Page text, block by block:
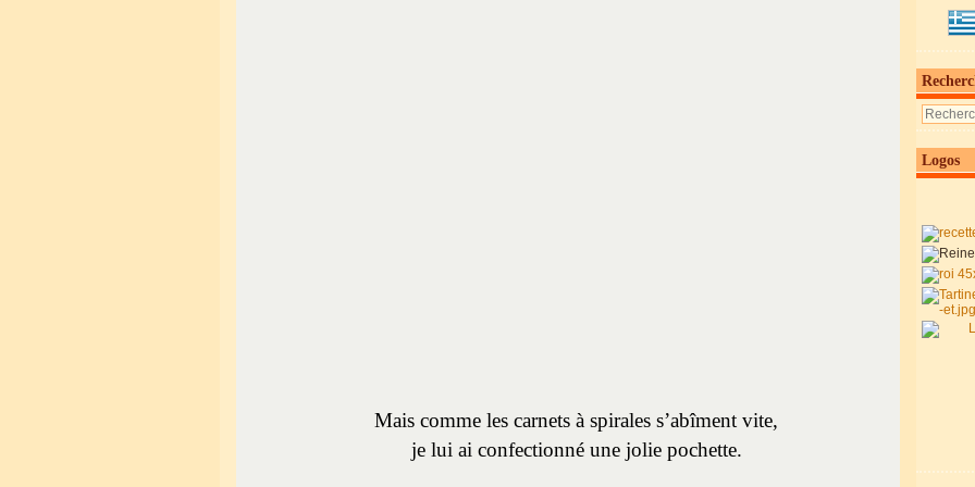
Mais comme les carnets à spirales s’abîment vite,
je lui ai confectionné une jolie pochette.
Logos